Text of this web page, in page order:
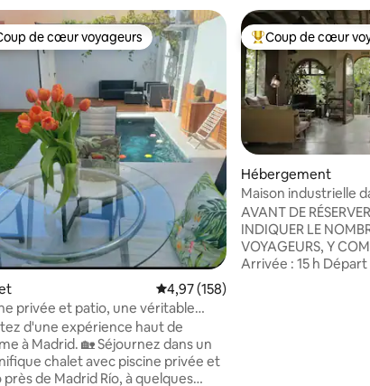
sur la base de 325 commentaires : 4,84 sur 5
de cœur voyageurs les plus appréciés
de cœur voyageurs
Évaluation moyenne sur la base
4,97 (158)
privée et patio, une véritable
à Madrid.
d'une expérience haut de
à Madrid. 🏡 Séjournez dans un
chalet avec piscine privée et
près de Madrid Río, à quelques
Coups de cœur
Coup de cœur
Hébergement
Maison industrielle
AVANT DE
INDIQUER LE
VOYAGEURS, Y
Arrivée : 15 h Départ : 12 h